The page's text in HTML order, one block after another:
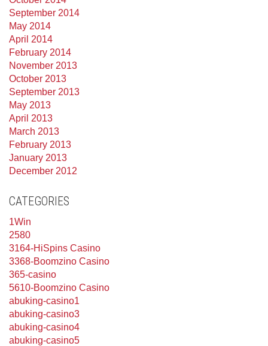
September 2014
May 2014
April 2014
February 2014
November 2013
October 2013
September 2013
May 2013
April 2013
March 2013
February 2013
January 2013
December 2012
CATEGORIES
1Win
2580
3164-HiSpins Casino
3368-Boomzino Casino
365-casino
5610-Boomzino Casino
abuking-casino1
abuking-casino3
abuking-casino4
abuking-casino5